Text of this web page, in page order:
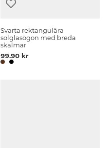
Svarta rektangulära
solglasögon med breda
skalmar
99.90 kr